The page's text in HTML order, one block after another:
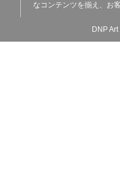
なコンテンツを揃え、お
DNP